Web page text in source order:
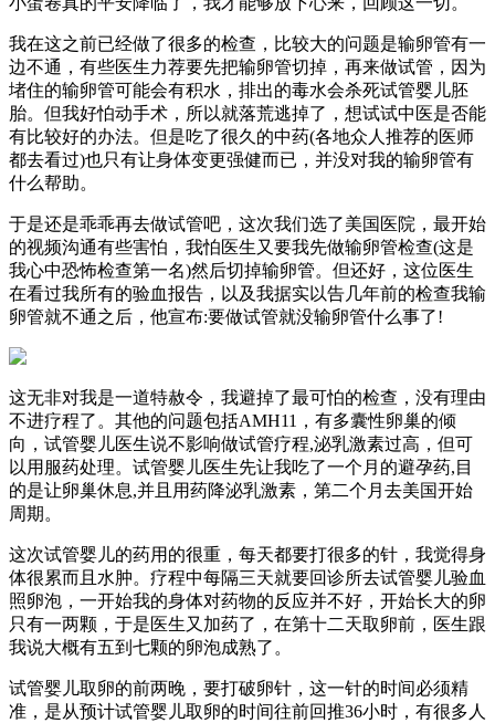
我在这之前已经做了很多的检查，比较大的问题是输卵管有一
边不通，有些医生力荐要先把输卵管切掉，再来做试管，因为
堵住的输卵管可能会有积水，排出的毒水会杀死试管婴儿胚
胎。但我好怕动手术，所以就落荒逃掉了，想试试中医是否能
有比较好的办法。但是吃了很久的中药(各地众人推荐的医师
都去看过)也只有让身体变更强健而已，并没对我的输卵管有
什么帮助。
于是还是乖乖再去做试管吧，这次我们选了美国医院，最开始
的视频沟通有些害怕，我怕医生又要我先做输卵管检查(这是
我心中恐怖检查第一名)然后切掉输卵管。但还好，这位医生
在看过我所有的验血报告，以及我据实以告几年前的检查我输
卵管就不通之后，他宣布:要做试管就没输卵管什么事了!
这无非对我是一道特赦令，我避掉了最可怕的检查，没有理由
不进疗程了。其他的问题包括AMH11，有多囊性卵巢的倾
向，试管婴儿医生说不影响做试管疗程,泌乳激素过高，但可
以用服药处理。试管婴儿医生先让我吃了一个月的避孕药,目
的是让卵巢休息,并且用药降泌乳激素，第二个月去美国开始
周期。
这次试管婴儿的药用的很重，每天都要打很多的针，我觉得身
体很累而且水肿。疗程中每隔三天就要回诊所去试管婴儿验血
照卵泡，一开始我的身体对药物的反应并不好，开始长大的卵
只有一两颗，于是医生又加药了，在第十二天取卵前，医生跟
我说大概有五到七颗的卵泡成熟了。
试管婴儿取卵的前两晚，要打破卵针，这一针的时间必须精
准，是从预计试管婴儿取卵的时间往前回推36小时，有很多人